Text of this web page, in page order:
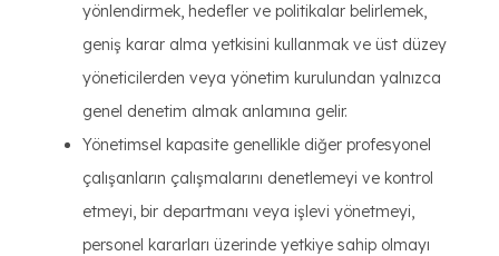
yönlendirmek, hedefler ve politikalar belirlemek,
geniş karar alma yetkisini kullanmak ve üst düzey
yöneticilerden veya yönetim kurulundan yalnızca
genel denetim almak anlamına gelir.
Yönetimsel kapasite genellikle diğer profesyonel
çalışanların çalışmalarını denetlemeyi ve kontrol
etmeyi, bir departmanı veya işlevi yönetmeyi,
personel kararları üzerinde yetkiye sahip olmayı